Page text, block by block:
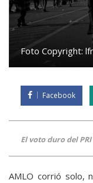
Foto Copyright:
Facebook
El voto duro del
AMLO corrió solo,